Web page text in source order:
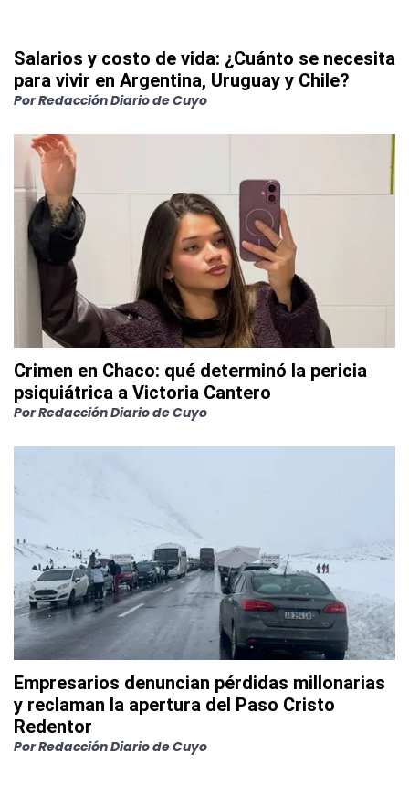
Salarios y costo de vida: ¿Cuánto se necesita
para vivir en Argentina, Uruguay y Chile?
PorRedacción Diario de Cuyo
Crimen en Chaco: qué determinó la pericia
psiquiátrica a Victoria Cantero
PorRedacción Diario de Cuyo
Empresarios denuncian pérdidas millonarias
y reclaman la apertura del Paso Cristo
Redentor
PorRedacción Diario de Cuyo